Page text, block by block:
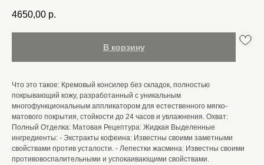
4650,00 р.
В корзину
Что это такое: Кремовый консилер без складок, полностью
покрывающий кожу, разработанный с уникальным
многофункциональным аппликатором для естественного мягко-
матового покрытия, стойкости до 24 часов и увлажнения. Охват:
Полный Отделка: Матовая Рецептура: Жидкая Выделенные
ингредиенты: - Экстракты кофеина: Известны своими заметными
свойствами против усталости. - Лепестки жасмина: Известны своими
противовоспалительными и успокаивающими свойствами.